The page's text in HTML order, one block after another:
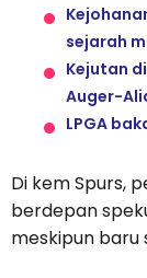
sejarah
Kejutan
Auger-
LPGA
Di kem Spurs,
berdepan
meskipun baru